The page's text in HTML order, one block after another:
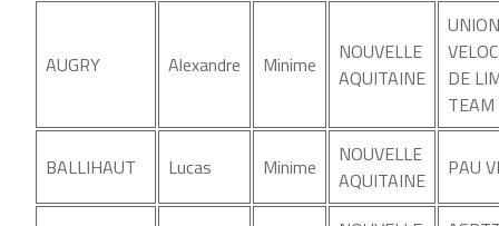
AUGRY Alexandre Minime
NOUVELLE
AQUITAINE
UNION
DE
BALLIHAUT Lucas Minime
NOUVELLE
AQUITAINE
PAU